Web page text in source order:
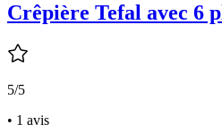
Crêpière Tefal avec 6
5/5
• 1 avis